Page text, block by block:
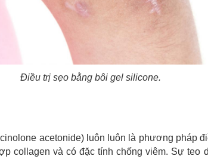
Điều trị sẹo bằng bôi gel silicone.
acetonide) luôn luôn là phương pháp
collagen và có đặc tính chống viêm. Sự teo